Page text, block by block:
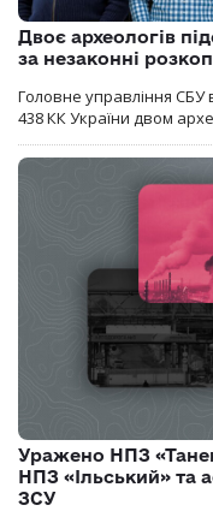
Двоє археологів
за незаконні
Головне управління СБУ
438 КК України двом
Уражено НПЗ
НПЗ «Ільський» та
ЗСУ